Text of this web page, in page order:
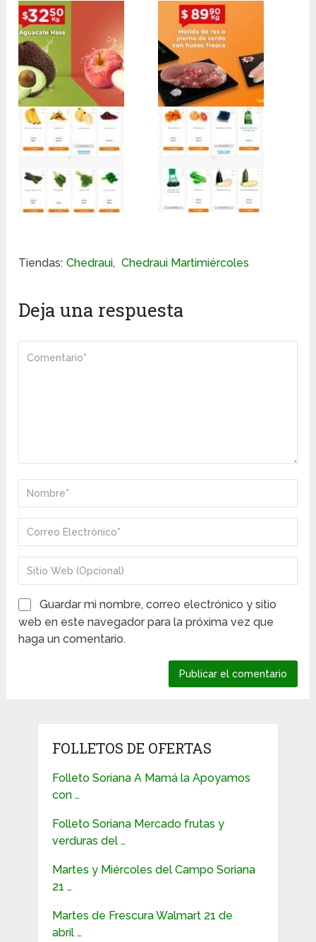
Tiendas: Chedraui, Chedraui Martimiércoles
Deja una respuesta
Guardar mi nombre, correo electrónico y sitio
web en este navegador para la próxima vez que
haga un comentario.
FOLLETOS DE OFERTAS
Folleto Soriana A Mamá la Apoyamos
con …
Folleto Soriana Mercado frutas y
verduras del …
Martes y Miércoles del Campo Soriana
21 …
Martes de Frescura Walmart 21 de
abril …